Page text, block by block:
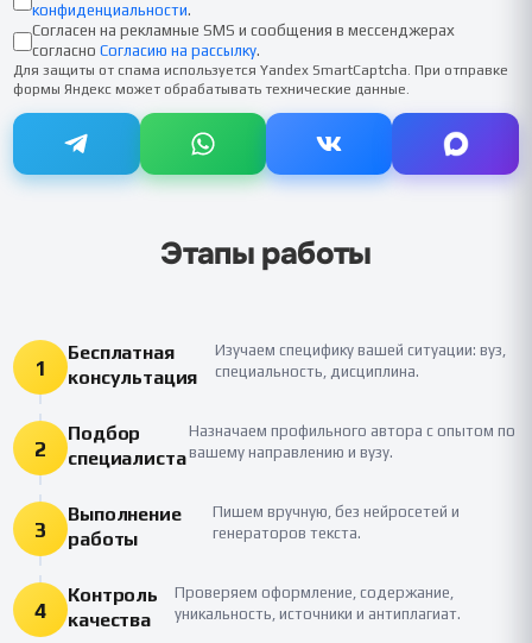
конфиденциальности.
Согласен на рекламные SMS и сообщения в мессенджерах
согласно Согласию на рассылку.
Для защиты от спама используется Yandex SmartCaptcha. При отправке
формы Яндекс может обрабатывать технические данные.
Этапы работы
1
Бесплатная
консультация
Изучаем специфику вашей ситуации: вуз,
специальность, дисциплина.
2
Подбор
специалиста
Назначаем профильного автора с опытом по
вашему направлению и вузу.
3
Выполнение
работы
Пишем вручную, без нейросетей и
генераторов текста.
4
Контроль
качества
Проверяем оформление, содержание,
уникальность, источники и антиплагиат.